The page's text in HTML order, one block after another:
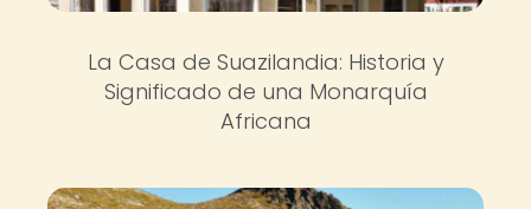
La Casa de Suazilandia: Historia y
Significado de una Monarquía
Africana